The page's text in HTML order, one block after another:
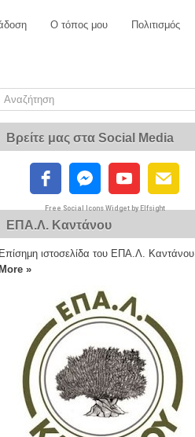
Ο τόπος μου Πολιτισμός
Βρείτε μας στα Social Media
Free Social Icons Widget by Elfsight
ΕΠΑ.Λ. Καντάνου
Επίσημη ιστοσελίδα του ΕΠΑ.Λ. Καντάνου
More »